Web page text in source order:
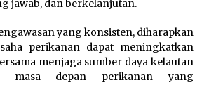
Sekarang ….. Jadilah SDM Unggul Untuk
Sektor Kelautan dan Perikanan
months ago
jawab, dan berkelanjutan.
yang konsisten, diharapkan
perikanan dapat meningkatkan
menjaga sumber daya kelautan
masa depan perikanan yang